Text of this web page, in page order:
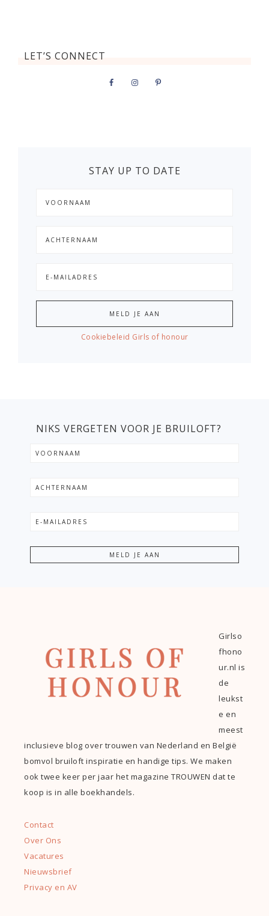
LET’S CONNECT
STAY UP TO DATE
Cookiebeleid Girls of honour
NIKS VERGETEN VOOR JE BRUILOFT?
Girlso
fhono
ur.nl is
de
leukst
e en
meest
inclusieve blog over trouwen van Nederland en België
bomvol bruiloft inspiratie en handige tips. We maken
ook twee keer per jaar het magazine TROUWEN dat te
koop is in alle boekhandels.
Contact
Over Ons
Vacatures
Nieuwsbrief
Privacy en AV